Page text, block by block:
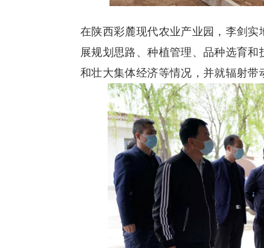
在陕西彩麓现代农业产业园，李剑
展规划思路、种植管理、品种选育
和壮大集体经济等情况，并就辐射带